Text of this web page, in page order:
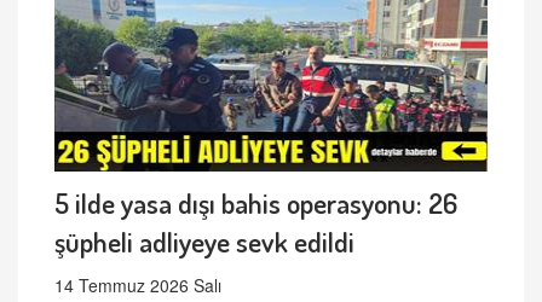
5 ilde yasa dışı bahis operasyonu: 26
şüpheli adliyeye sevk edildi
14 Temmuz 2026 Salı